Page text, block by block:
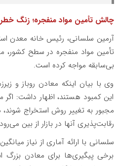
چالش تأمین مواد منفجره؛ زنگ
آرمین سلسانی، رئیس خانه معدن
تأمین مواد منفجره در سطح کشور،
بی‌سابقه مواجه کرده است.
وی با بیان اینکه معادن روباز و
این کمبود هستند، اظهار داشت: اگر
مجبور به تغییر روش استخراج شوند،
رقابت‌پذیری آنها در بازار از بین
سلسانی با ارائه آماری از نیاز
برخی پیگیری‌ها برای معادن بزرگ